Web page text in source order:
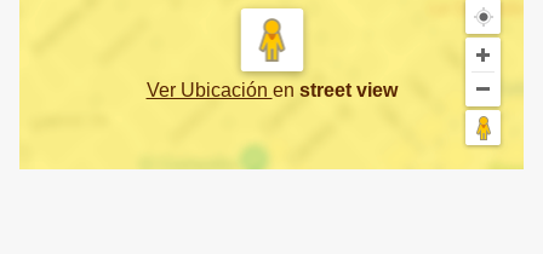
Ver Ubicación en street view